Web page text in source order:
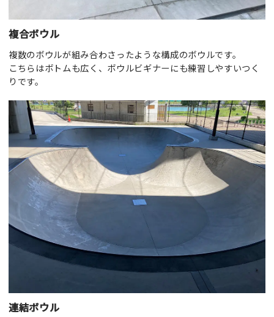
複合ボウル
複数のボウルが組み合わさったような構成のボウルです。
こちらはボトムも広く、ボウルビギナーにも練習しやすいつく
りです。
連結ボウル